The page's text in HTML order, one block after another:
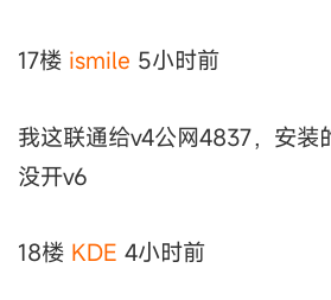
17楼 ismile 5小时前
我这联通给v4公网4837，安装
没开v6
18楼 KDE 4小时前